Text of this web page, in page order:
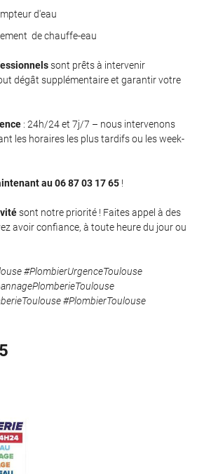
d'eau
de chauffe-eau
sont prêts à intervenir
dégât supplémentaire et garantir votre
: 24h/24 et 7j/7 – nous intervenons
les horaires les plus tardifs ou les week-
au 06 87 03 17 65 !
sont notre priorité ! Faites appel à des
avoir confiance, à toute heure du jour ou
#PlombierUrgenceToulouse
#PlombierToulouse